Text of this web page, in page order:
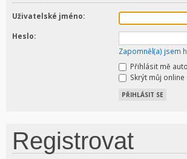
Uživatelské jméno:
Heslo:
Zapomněl(a) jsem
Přihlásit mě
Skrýt můj
Registrovat